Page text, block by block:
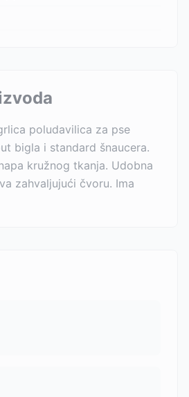
poludavilica za pse
bigla i standard šnaucera.
kružnog tkanja. Udobna
zahvaljujući čvoru. Ima